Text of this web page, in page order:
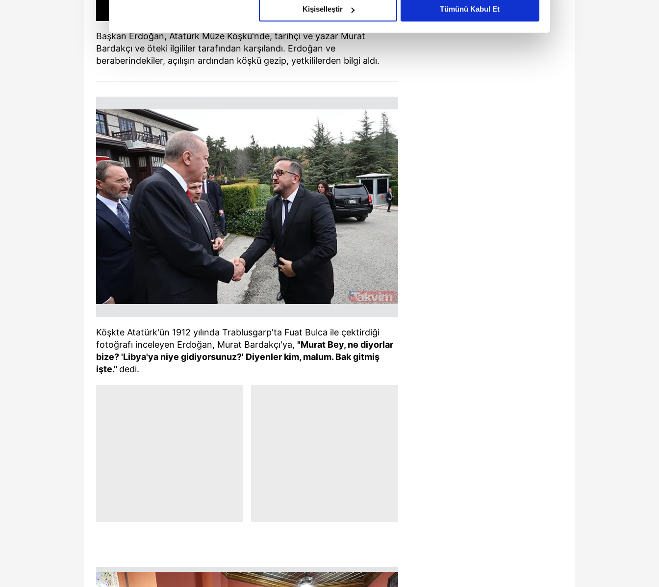
Sizlere daha iyi bir hizmet sunabilmek için İnternet Sitemizde kendimize ve üçüncü kişilere ait çerezler kullanılmaktadır. Bu
çerezler vasıtasıyla çeşitli kişisel verileriniz işlenmekte olup gerekli olan çerezler bilgi toplumu hizmetlerinin sunulması
reklam/pazarlama faaliyetlerinin yapılması, amaçlarıyla sınırlı olarak açık rızanız dahilinde kullanılacaktır.
butonuna tıklayabilir,
ziyaret edebilirsiniz.
6698 sayılı Kişisel Verilerin Korunması Kanunu uyarınca hazırlanmış Aydınlatma Metnimizi okumak ve sitemizde ilgili
mevzuata uygun olarak kullanılan çerezlerle ilgili bilgi almak için lütfentıklayınız.
Kişiselleştir Tümünü Kabul Et
Başkan Erdoğan, Atatürk Müze Köşkü'nde, tarihçi ve yazar Murat
Bardakçı ve öteki ilgililer tarafından karşılandı. Erdoğan ve
beraberindekiler, açılışın ardından köşkü gezip, yetkililerden bilgi aldı.
Köşkte Atatürk'ün 1912 yılında Trablusgarp'ta Fuat Bulca ile çektirdiği
fotoğrafı inceleyen Erdoğan, Murat Bardakçı'ya, "Murat Bey, ne diyorlar
bize? 'Libya'ya niye gidiyorsunuz?' Diyenler kim, malum. Bak gitmiş
işte." dedi.